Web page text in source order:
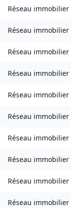
Réseau immobilier
Réseau immobilier
Réseau immobilier
Réseau immobilier
Réseau immobilier
Réseau immobilier
Réseau immobilier
Réseau immobilier
Réseau immobilier
Réseau immobilier